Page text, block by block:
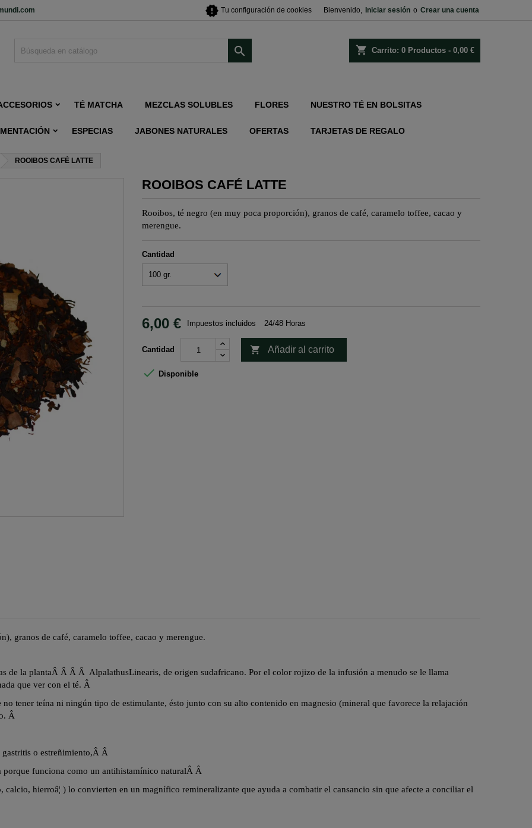
Bienvenido, Iniciar sesión o Crear una cuenta
new_releases Tu configuración de cookies
shopping_cart Carrito: 0 Productos - 0,00 €

TÉ MATCHA MEZCLAS SOLUBLES FLORES NUESTRO TÉ EN BOLSITAS
ESPECIAS JABONES NATURALES OFERTAS TARJETAS DE REGALO
ROOIBOS CAFÉ LATTE
ROOIBOS CAFÉ LATTE
Rooibos, té negro (en muy poca proporción), granos de café, caramelo toffee, cacao y
merengue.
Cantidad
6,00 € Impuestos incluidos 24/48 Horas
Cantidad  Añadir al carrito
 Disponible
granos de café, caramelo toffee, cacao y merengue.
de la plantaÂ Â Â Â AlpalathusLinearis, de origen sudafricano. Por el color rojizo de la infusión a menudo se le llama
que ver con el té. Â
no tener teína ni ningún tipo de estimulante, ésto junto con su alto contenido en magnesio (mineral que favorece la relajación
Â
o estreñimiento,Â Â
funciona como un antihistamínico naturalÂ Â
calcio, hierroâ¦ ) lo convierten en un magnífico remineralizante que ayuda a combatir el cansancio sin que afecte a conciliar el